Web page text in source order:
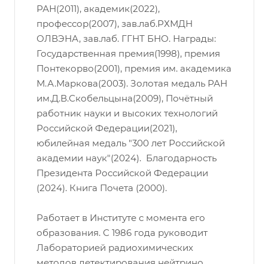
РАН(2011), академик(2022),
профессор(2007), зав.лаб.РХМДН
ОЛВЭНА, зав.лаб. ГГНТ БНО. Награды:
Государственная премия(1998), премия
Понтекорво(2001), премия им. академика
М.А.Маркова(2003). Золотая медаль РАН
им.Д.В.Скобельцына(2009), Почётный
работник науки и высоких технологий
Российской Федерации(2021),
юбилейная медаль "300 лет Российской
академии наук"(2024). Благодарность
Президента Российской Федерации
(2024). Книга Почета (2000).
Работает в Институте с момента его
образования. С 1986 года руководит
Лабораторией радиохимических